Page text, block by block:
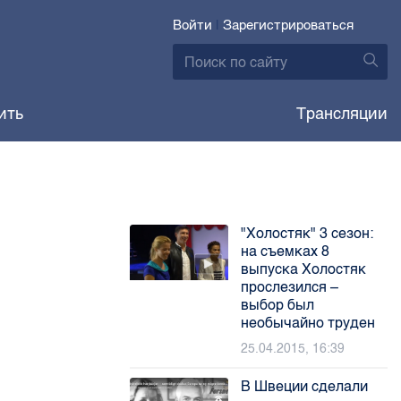
Войти | Зарегистрироваться
Трансляции
"Холостяк" 3 сезон:
на съемках 8
выпуска Холостяк
прослезился –
выбор был
необычайно труден
25.04.2015, 16:39
В Швеции сделали